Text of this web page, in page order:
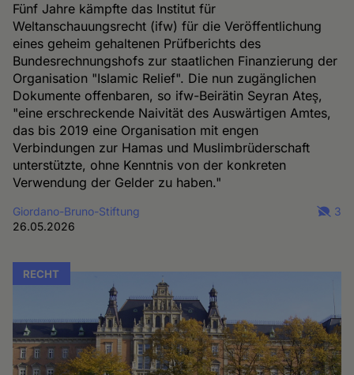
Fünf Jahre kämpfte das Institut für
Weltanschauungsrecht (ifw) für die Veröffentlichung
eines geheim gehaltenen Prüfberichts des
Bundesrechnungshofs zur staatlichen Finanzierung der
Organisation "Islamic Relief". Die nun zugänglichen
Dokumente offenbaren, so ifw-Beirätin Seyran Ateş,
"eine erschreckende Naivität des Auswärtigen Amtes,
das bis 2019 eine Organisation mit engen
Verbindungen zur Hamas und Muslimbrüderschaft
unterstützte, ohne Kenntnis von der konkreten
Verwendung der Gelder zu haben."
Giordano-Bruno-Stiftung
26.05.2026
3
RECHT